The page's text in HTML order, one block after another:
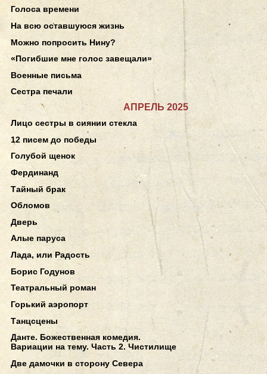
Голоса времени
На всю оставшуюся жизнь
Можно попросить Нину?
«Погибшие мне голос завещали»
Военные письма
Сестра печали
АПРЕЛЬ 2025
Лицо сестры в сиянии стекла
12 писем до победы
Голубой щенок
Фердинанд
Тайный брак
Обломов
Дверь
Алые паруса
Лада, или Радость
Борис Годунов
Театральный роман
Горький аэропорт
Танцсцены
Данте. Божественная комедия.
Вариации на тему. Часть 2. Чистилище
Две дамочки в сторону Севера